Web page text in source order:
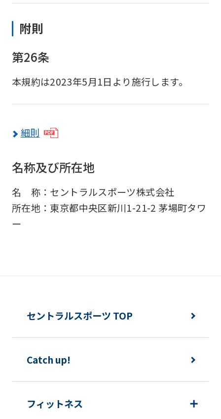
附則
第26条
本規約は2023年5月1日より施行します。
細則
名称及び所在地
名 称：セントラルスポーツ株式会社
所在地：東京都中央区新川1-21-2 茅場町タワ
ー
セントラルスポーツ TOP
Catch up!
フィットネス